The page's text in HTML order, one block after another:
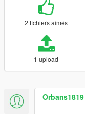
2 fichiers aimés
1 upload
Orbans1819